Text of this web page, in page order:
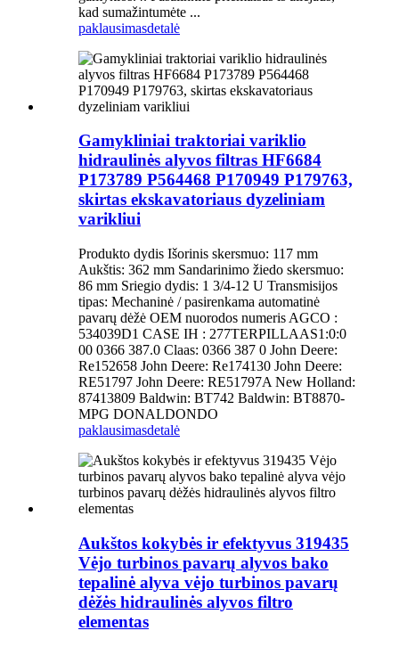
kad sumažintumėte ...
paklausimasdetalė
Gamykliniai traktoriai variklio
hidraulinės alyvos filtras HF6684
P173789 P564468 P170949 P179763,
skirtas ekskavatoriaus dyzeliniam
varikliui
Produkto dydis Išorinis skersmuo: 117 mm
Aukštis: 362 mm Sandarinimo žiedo skersmuo:
86 mm Sriegio dydis: 1 3/4-12 U Transmisijos
tipas: Mechaninė / pasirenkama automatinė
pavarų dėžė OEM nuorodos numeris AGCO :
534039D1 CASE IH : 277TERPILLAAS1:0:0
00 0366 387.0 Claas: 0366 387 0 John Deere:
Re152658 John Deere: Re174130 John Deere:
RE51797 John Deere: RE51797A New Holland:
87413809 Baldwin: BT742 Baldwin: BT8870-
MPG DONALDONDO
paklausimasdetalė
Aukštos kokybės ir efektyvus 319435
Vėjo turbinos pavarų alyvos bako
tepalinė alyva vėjo turbinos pavarų
dėžės hidraulinės alyvos filtro
elementas